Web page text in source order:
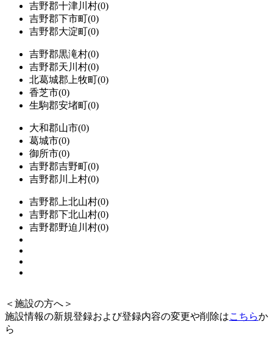
吉野郡十津川村(0)
吉野郡下市町(0)
吉野郡大淀町(0)
吉野郡黒滝村(0)
吉野郡天川村(0)
北葛城郡上牧町(0)
香芝市(0)
生駒郡安堵町(0)
大和郡山市(0)
葛城市(0)
御所市(0)
吉野郡吉野町(0)
吉野郡川上村(0)
吉野郡上北山村(0)
吉野郡下北山村(0)
吉野郡野迫川村(0)
＜施設の方へ＞
施設情報の新規登録および登録内容の変更や削除はこちらか
ら